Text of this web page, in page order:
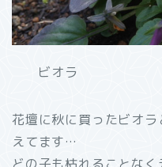
ビオラ
花壇に秋に買ったビオ
えてます…